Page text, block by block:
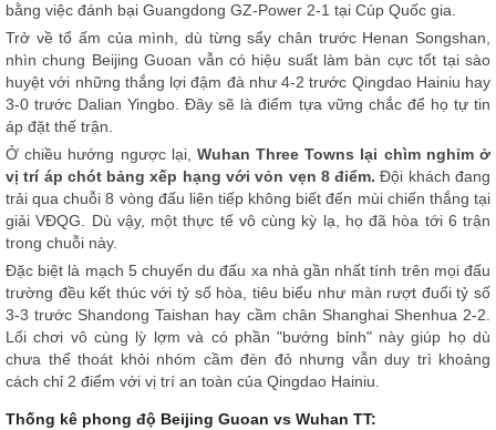
bằng việc đánh bại Guangdong GZ-Power 2-1 tại Cúp Quốc gia.
Trở về tổ ấm của mình, dù từng sẩy chân trước Henan Songshan,
nhìn chung Beijing Guoan vẫn có hiệu suất làm bàn cực tốt tại sào
huyệt với những thắng lợi đậm đà như 4-2 trước Qingdao Hainiu hay
3-0 trước Dalian Yingbo. Đây sẽ là điểm tựa vững chắc để họ tự tin
áp đặt thế trận.
Ở chiều hướng ngược lại, Wuhan Three Towns lại chìm nghỉm ở
vị trí áp chót bảng xếp hạng với vỏn vẹn 8 điểm.Đội khách đang
trải qua chuỗi 8 vòng đấu liên tiếp không biết đến mùi chiến thắng tại
giải VĐQG. Dù vậy, một thực tế vô cùng kỳ lạ, họ đã hòa tới 6 trận
trong chuỗi này.
Đặc biệt là mạch 5 chuyến du đấu xa nhà gần nhất tính trên mọi đấu
trường đều kết thúc với tỷ số hòa, tiêu biểu như màn rượt đuổi tỷ số
3-3 trước Shandong Taishan hay cầm chân Shanghai Shenhua 2-2.
Lối chơi vô cùng lỳ lợm và có phần "bướng bỉnh" này giúp họ dù
chưa thể thoát khỏi nhóm cầm đèn đỏ nhưng vẫn duy trì khoảng
cách chỉ 2 điểm với vị trí an toàn của Qingdao Hainiu.
Thống kê phong độ Beijing Guoan vs Wuhan TT: